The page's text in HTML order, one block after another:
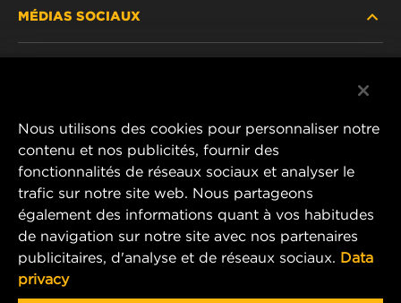
PRODUITS ABANDONNÉS / REMPLACÉS
AVIS JURIDIQUE
IMPRIMER
CONTACTEZ-NOUS
MÉDIAS SOCIAUX
Instagram
YouTube
MANN+HUMMEL Middle East FZE
DAFZA (Dubai Airport Free Zone)
Office 1013, Bldg. 7WA
Nous utilisons des cookies pour personnaliser notre
contenu et nos publicités, fournir des
fonctionnalités de réseaux sociaux et analyser le
trafic sur notre site web. Nous partageons
également des informations quant à vos habitudes
de navigation sur notre site avec nos partenaires
publicitaires, d'analyse et de réseaux sociaux. Data
privacy